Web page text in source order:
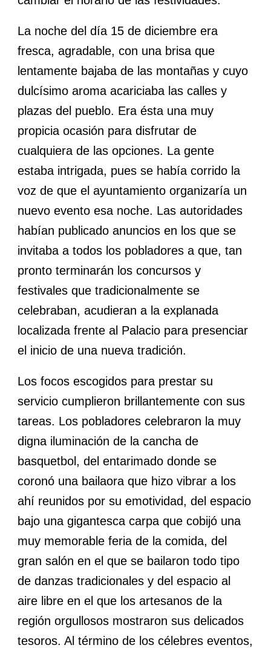
La noche del día 15 de diciembre era
fresca, agradable, con una brisa que
lentamente bajaba de las montañas y cuyo
dulcísimo aroma acariciaba las calles y
plazas del pueblo. Era ésta una muy
propicia ocasión para disfrutar de
cualquiera de las opciones. La gente
estaba intrigada, pues se había corrido la
voz de que el ayuntamiento organizaría un
nuevo evento esa noche. Las autoridades
habían publicado anuncios en los que se
invitaba a todos los pobladores a que, tan
pronto terminarán los concursos y
festivales que tradicionalmente se
celebraban, acudieran a la explanada
localizada frente al Palacio para presenciar
el inicio de una nueva tradición.
Los focos escogidos para prestar su
servicio cumplieron brillantemente con sus
tareas. Los pobladores celebraron la muy
digna iluminación de la cancha de
basquetbol, del entarimado donde se
coronó una bailaora que hizo vibrar a los
ahí reunidos por su emotividad, del espacio
bajo una gigantesca carpa que cobijó una
muy memorable feria de la comida, del
gran salón en el que se bailaron todo tipo
de danzas tradicionales y del espacio al
aire libre en el que los artesanos de la
región orgullosos mostraron sus delicados
tesoros. Al término de los célebres eventos,